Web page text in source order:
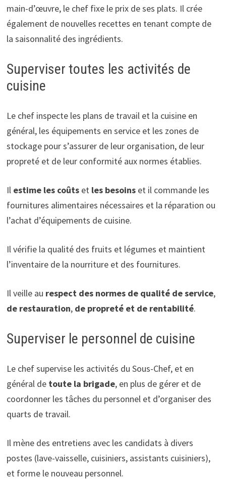
main-d’œuvre, le chef fixe le prix de ses plats. Il crée
également de nouvelles recettes en tenant compte de
la saisonnalité des ingrédients.
Superviser toutes les activités de
cuisine
Le chef inspecte les plans de travail et la cuisine en
général, les équipements en service et les zones de
stockage pour s’assurer de leur organisation, de leur
propreté et de leur conformité aux normes établies.
Il estime les coûtset les besoins et il commande les
fournitures alimentaires nécessaires et la réparation ou
l’achat d’équipements de cuisine.
Il vérifie la qualité des fruits et légumes et maintient
l’inventaire de la nourriture et des fournitures.
Il veille au respect des normes de qualité de service,
de restauration, de propreté et de rentabilité.
Superviser le personnel de cuisine
Le chef supervise les activités du Sous-Chef, et en
général detoute la brigade, en plus de gérer et de
coordonner les tâches du personnel et d’organiser des
quarts de travail.
Il mène des entretiens avec les candidats à divers
postes (lave-vaisselle, cuisiniers, assistants cuisiniers),
et forme le nouveau personnel.